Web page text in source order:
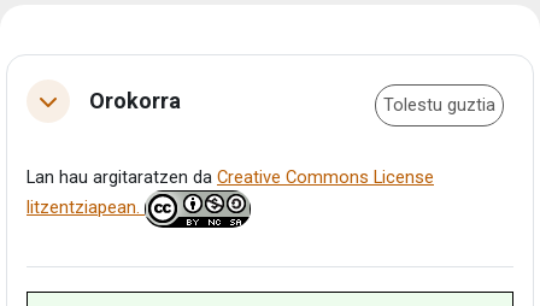
Eduki-bloke nagusiak
Atalaren laburpena
TolestuOrokorra Tolestu guztia
Lan hau argitaratzen da Creative Commons License
litzentziapean.